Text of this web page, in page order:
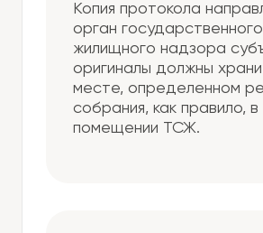
Копия протокола
орган государственного
жилищного надзора
оригиналы должны
месте, определенном
собрания, как правило, в
помещении ТСЖ.